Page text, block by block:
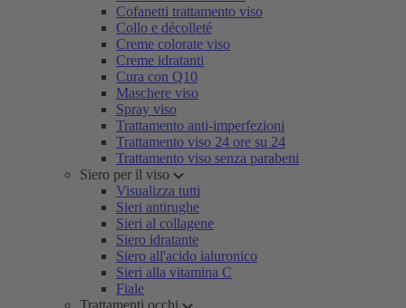
Cofanetti trattamento viso
Collo e décolleté
Creme colorate viso
Creme idratanti
Cura con Q10
Maschere viso
Spray viso
Trattamento anti-imperfezioni
Trattamento viso 24 ore su 24
Trattamento viso senza parabeni
Siero per il viso
Visualizza tutti
Sieri antirughe
Sieri al collagene
Siero idratante
Siero all'acido ialuronico
Sieri alla vitamina C
Fiale
Trattamenti occhi